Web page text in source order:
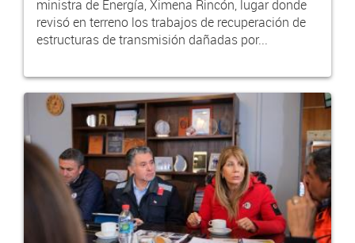
ministra de Energía, Ximena Rincón, lugar donde
revisó en terreno los trabajos de recuperación de
estructuras de transmisión dañadas por...